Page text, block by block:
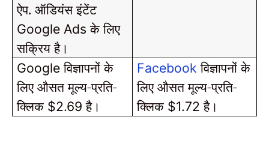
ऐप. ऑडियंस इंटेंट
Google Adsके लिए
सक्रिय है।
Googleविज्ञापनों के
लिए औसत मूल्य-प्रति-
क्लिक $2.69है।
Facebook विज्ञापनों के
लिए औसत मूल्य-प्रति-
क्लिक $1.72है।